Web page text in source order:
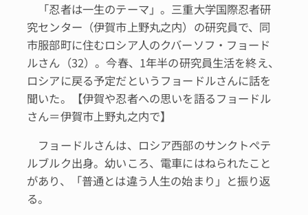
「忍者は一生のテーマ」。三重大学国際忍者研
究センター（伊賀市上野丸之内）の研究員で、同
市服部町に住むロシア人のクバーソフ・フョード
ルさん（32）。今春、1年半の研究員生活を終え、
ロシアに戻る予定だというフョードルさんに話を
聞いた。【伊賀や忍者への思いを語るフョードル
さん＝伊賀市上野丸之内で】
フョードルさんは、ロシア西部のサンクトペテ
ルブルク出身。幼いころ、電車にはねられたこと
があり、「普通とは違う人生の始まり」と振り返
る。